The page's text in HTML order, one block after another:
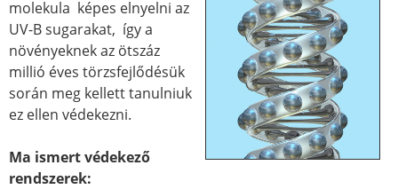
molekula képes elnyelni az
UV-B sugarakat, így a
növényeknek az ötszáz
millió éves törzsfejlődésük
során meg kellett tanulniuk
ez ellen védekezni.
Ma ismert védekező
rendszerek: